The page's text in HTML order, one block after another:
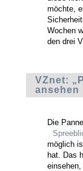
möchte,
Wochen
den drei
VZnet:
ansehen
Die
möglich
hat. Das
einsehen,